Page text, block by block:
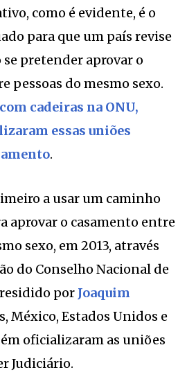
como é evidente, é o
para que um país revise
se pretender aprovar o
pessoas do mesmo sexo.
cadeiras na ONU,
essas uniões
.
a usar um caminho
aprovar o casamento entre
sexo, em 2013, através
do Conselho Nacional de
por Joaquim
México, Estados Unidos e
oficializaram as uniões
Judiciário.